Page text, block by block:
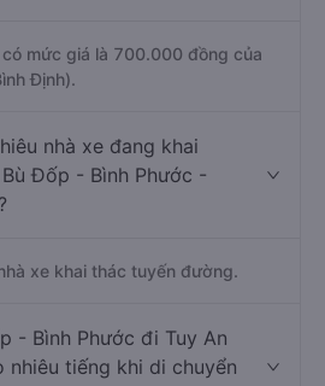
mức giá là 700.000 đồng của
Định).
nhà xe đang khai
Đốp - Bình Phước -
xe khai thác tuyến đường.
- Bình Phước đi Tuy An
nhiêu tiếng khi di chuyển